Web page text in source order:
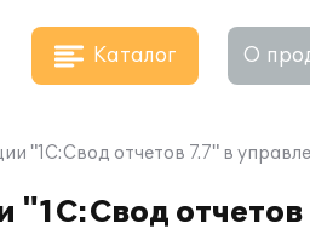
Каталог О
"1С:Свод отчетов 7.7" в